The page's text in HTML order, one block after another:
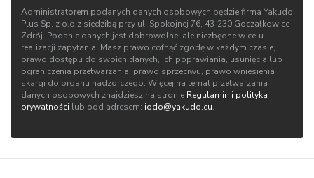
Administratorem podanych danych osobowych będzie firma Yakudo
Plus Sp. z o.o z siedzibą przy ul. Spokojnej 76, 43‑230 Goczałkowice-
Zdrój. Podanie danych jest dobrowolne, ale niezbędne w celu
realizacji zapytania. Masz prawo cofnąć zgodę w każdym czasie,
prawo dostępu do swoich danych, ich poprawiania, usunięcia lub
ograniczenia przetwarzania, prawo sprzeciwu, prawo wniesienia
skargi do organu nadzorczego. Więcej na temat przetwarzania
danych osobowych znajdziesz na stronie Regulamin i polityka
prywatności lub pod adresem: iodo@yakudo.eu.